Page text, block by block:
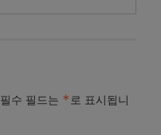
필수 필드는 *로 표시됩니